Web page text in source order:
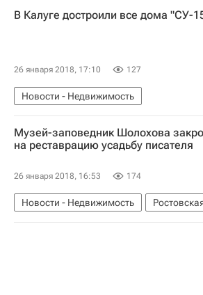
В Калуге достроили все дома "СУ-
26 января 2018, 17:10 127
Новости - Недвижимость
Достройка объектов компании "СУ-155"
Калуга
СУ-155 Строительство
Музей-заповедник Шолохова
на реставрацию усадьбу писателя
26 января 2018, 16:53 174
Новости - Недвижимость
Музеи
Реставрация Россия